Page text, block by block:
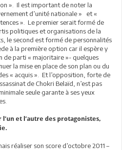
». Il est important de noter la
d’unité nationale » et «
». Le premier serait formé de
politiques et organisations de la
le second est formé de personnalités
à la première option car il espère y
de parti « majoritaire »- quelques
la mise en place de son plan ou du
« acquis ». Et l’opposition, forte de
de Chokri Belaïd, n’est pas
seule garante à ses yeux
l’un et l’autre des protagonistes,
réaliser son score d’octobre 2011 –